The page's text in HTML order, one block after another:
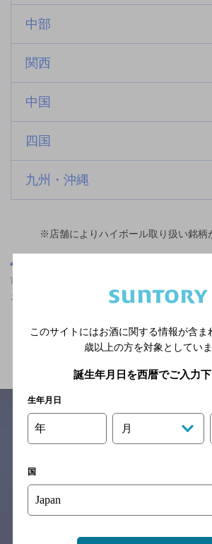
中部
関西
中国
四国
九州・沖縄
※店舗によりハイボール取り扱い銘柄
市ケ谷駅(東京都)周辺500m,洋食,マスターズ
る,3,000円以上～5,000円未満のお店
関連ページ
※それぞれのお店のメニューや営業時間などの
予告なしに変更されることがあり
念のためお店にご確認の上ご来店くださいます
情報提供：ぐるなび
このサイトにはお酒に関する情報が含ま
歳以上の方を対象としていま
誕生年月日を西暦でご入力下
生年月日
年 月
国